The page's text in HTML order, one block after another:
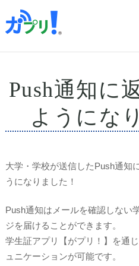
Push通知に
ようにな
大学・学校が送信したPush通知
うになりました！
Push通知はメールを確認しない
ジを届けることができます。
学生証アプリ【がプリ！】を通
ュニケーションが可能です。